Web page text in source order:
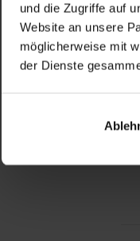
und die Zugriffe auf
Website an unsere
möglicherweise mit
der Dienste